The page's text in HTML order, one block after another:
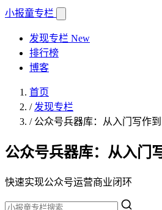
小报童专栏
发现专栏 New
排行榜
博客
首页
/ 发现专栏
/ 公众号兵器库：从入门写作
公众号兵器库：从入门
快速实现公众号运营商业闭环